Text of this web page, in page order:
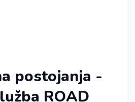
postojanja -
ROAD